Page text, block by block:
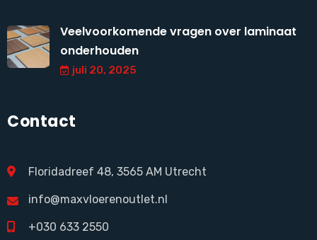
Veelvoorkomende vragen over laminaat
onderhouden
juli 20, 2025
Contact
Floridadreef 48, 3565 AM Utrecht
info@maxvloerenoutlet.nl
+030 633 2550